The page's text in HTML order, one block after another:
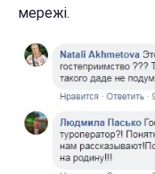
мережі.